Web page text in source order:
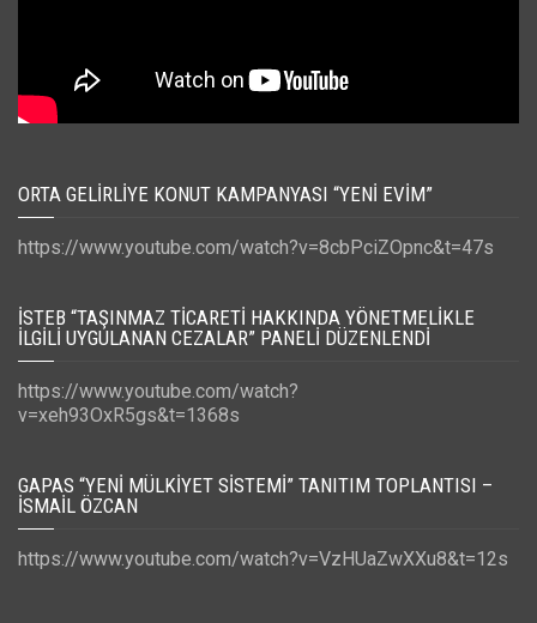
ORTA GELIRLIYE KONUT KAMPANYASI “YENI EVIM”
https://www.youtube.com/watch?v=8cbPciZOpnc&t=47s
İSTEB “TAŞINMAZ TICARETI HAKKINDA YÖNETMELIKLE
İLGILI UYGULANAN CEZALAR” PANELI DÜZENLENDI
https://www.youtube.com/watch?
v=xeh93OxR5gs&t=1368s
GAPAS “YENI MÜLKIYET SISTEMI” TANITIM TOPLANTISI –
İSMAIL ÖZCAN
https://www.youtube.com/watch?v=VzHUaZwXXu8&t=12s